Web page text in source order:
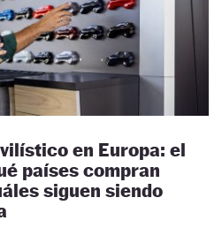
en Europa: el
países compran
siguen siendo